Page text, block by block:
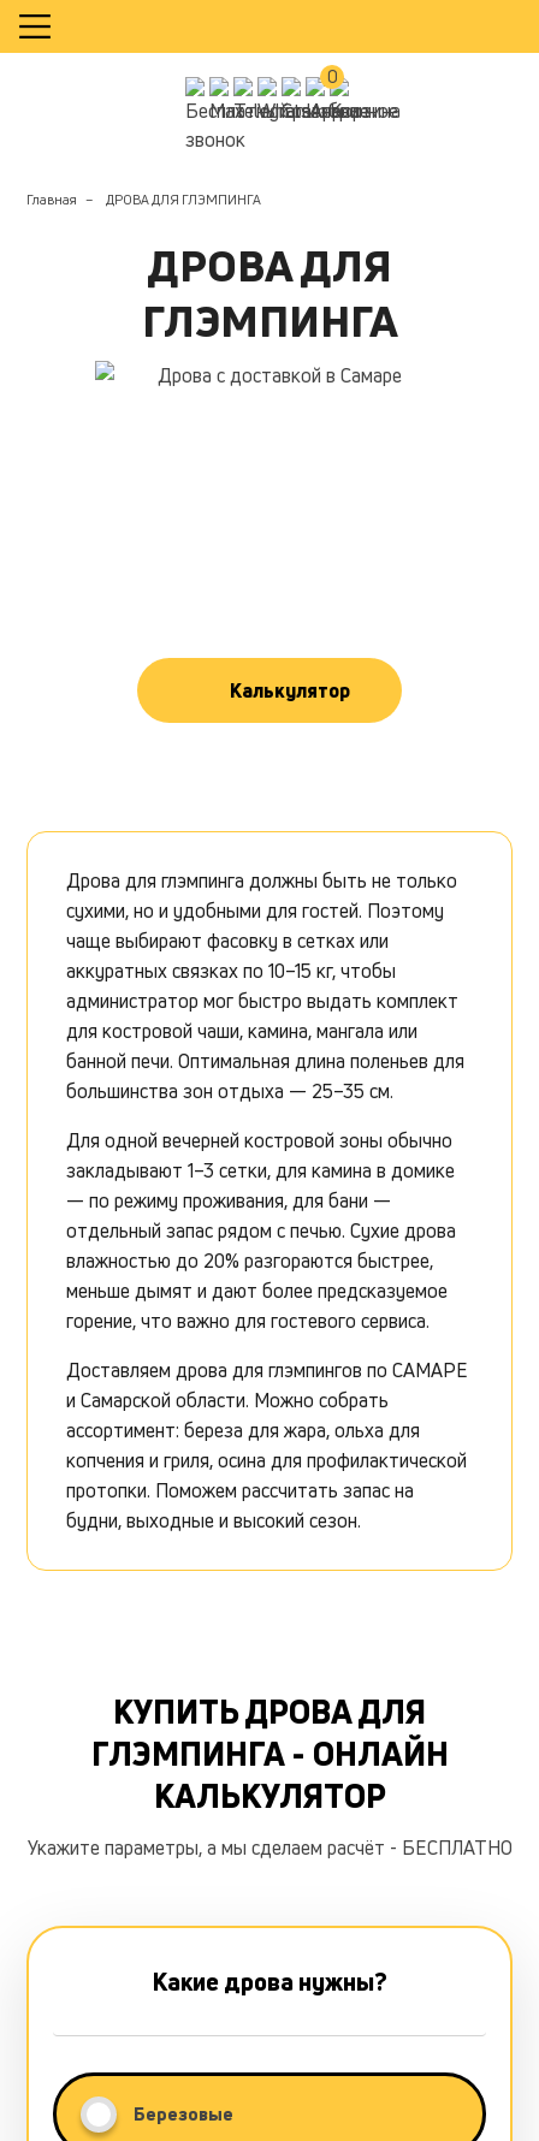
0
Главная ДРОВА ДЛЯ ГЛЭМПИНГА
ДРОВА ДЛЯ
ГЛЭМПИНГА
Калькулятор
Дрова для глэмпинга должны быть не только
сухими, но и удобными для гостей. Поэтому
чаще выбирают фасовку в сетках или
аккуратных связках по 10–15 кг, чтобы
администратор мог быстро выдать комплект
для костровой чаши, камина, мангала или
банной печи. Оптимальная длина поленьев для
большинства зон отдыха — 25–35 см.
Для одной вечерней костровой зоны обычно
закладывают 1–3 сетки, для камина в домике
— по режиму проживания, для бани —
отдельный запас рядом с печью. Сухие дрова
влажностью до 20% разгораются быстрее,
меньше дымят и дают более предсказуемое
горение, что важно для гостевого сервиса.
Доставляем дрова для глэмпингов по САМАРЕ
и Самарской области. Можно собрать
ассортимент: береза для жара, ольха для
копчения и гриля, осина для профилактической
протопки. Поможем рассчитать запас на
будни, выходные и высокий сезон.
КУПИТЬ ДРОВА ДЛЯ
ГЛЭМПИНГА - ОНЛАЙН
КАЛЬКУЛЯТОР
Укажите параметры, а мы сделаем расчёт - БЕСПЛАТНО
Какие дрова нужны?
Березовые